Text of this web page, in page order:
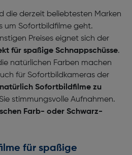
die derzeit beliebtesten Marken
um Sofortbildfilme geht.
Preises eignet sich der
für spaßige Schnappschüsse.
natürlichen Farben machen
für Sofortbildkameras der
Sofortbildfilme zu
stimmungsvolle Aufnahmen.
Farb- oder Schwarz-
für spaßige